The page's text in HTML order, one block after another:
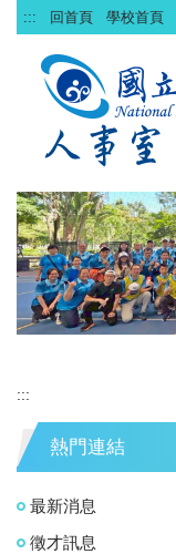
跳
到
::: 回首頁 學校首頁
:::
熱門連結
最新消息
徵才訊息